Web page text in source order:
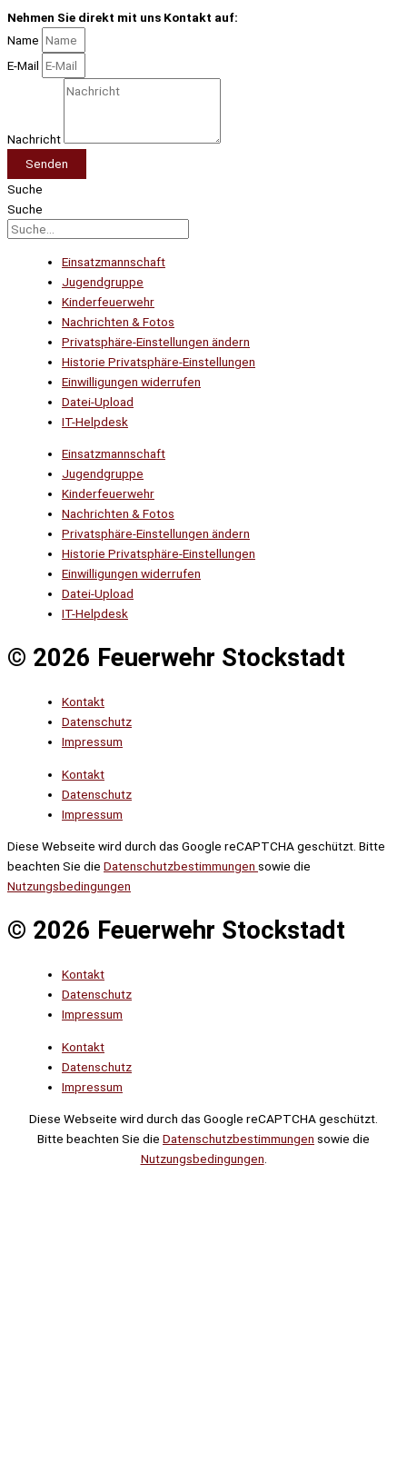
Nehmen Sie direkt mit uns Kontakt auf:
Name
E-Mail
Nachricht
Senden
Suche
Suche
Einsatzmannschaft
Jugendgruppe
Kinderfeuerwehr
Nachrichten & Fotos
Privatsphäre-Einstellungen ändern
Historie Privatsphäre-Einstellungen
Einwilligungen widerrufen
Datei-Upload
IT-Helpdesk
Einsatzmannschaft
Jugendgruppe
Kinderfeuerwehr
Nachrichten & Fotos
Privatsphäre-Einstellungen ändern
Historie Privatsphäre-Einstellungen
Einwilligungen widerrufen
Datei-Upload
IT-Helpdesk
© 2026 Feuerwehr Stockstadt
Kontakt
Datenschutz
Impressum
Kontakt
Datenschutz
Impressum
Diese Webseite wird durch das Google reCAPTCHA geschützt. Bitte
beachten Sie die Datenschutzbestimmungen sowie die
Nutzungsbedingungen
© 2026 Feuerwehr Stockstadt
Kontakt
Datenschutz
Impressum
Kontakt
Datenschutz
Impressum
Diese Webseite wird durch das Google reCAPTCHA geschützt.
Bitte beachten Sie die Datenschutzbestimmungen sowie die
Nutzungsbedingungen.